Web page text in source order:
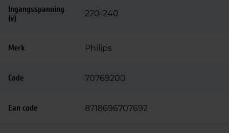
Ingangsspanning
(v)
220-240
Merk Philips
Code 70769200
Ean code 8718696707692